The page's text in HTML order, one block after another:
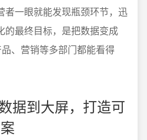
者一眼就能发现瓶颈环节，迅
的最终目标，是把数据变成
、营销等多部门都能看得
据到大屏，打造可